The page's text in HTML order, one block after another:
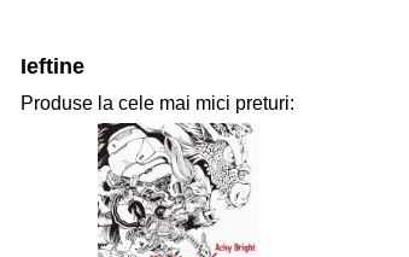
Ieftine
Produse la cele mai mici preturi:
31